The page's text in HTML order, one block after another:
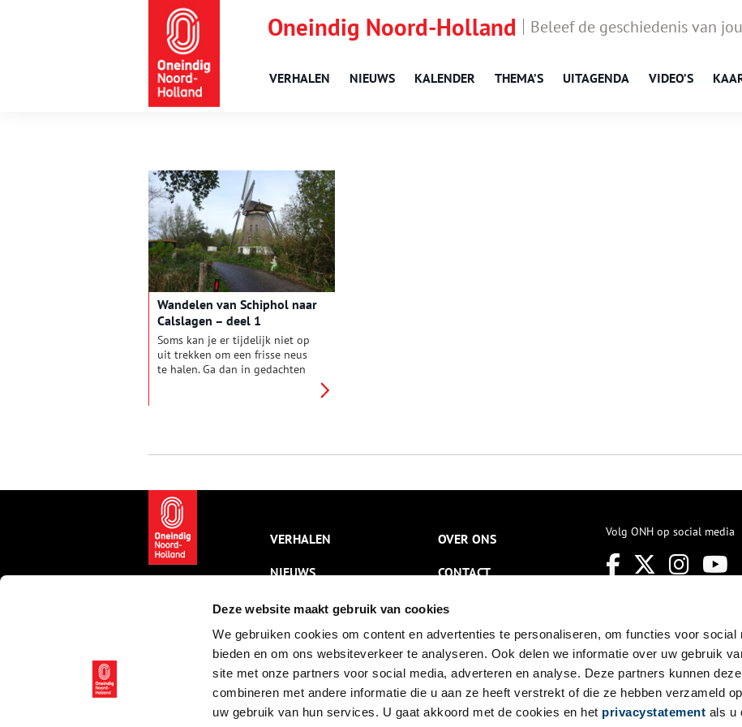
Deze website maakt gebruik van cookies
We gebruiken cookies om content en advertenties te personaliseren, om functies voor social
bieden en om ons websiteverkeer te analyseren. Ook delen we informatie over uw gebruik
site met onze partners voor social media, adverteren en analyse. Deze partners kunnen
combineren met andere informatie die u aan ze heeft verstrekt of die ze hebben verzameld
uw gebruik van hun services. U gaat akkoord met de cookies en het privacystatement als u
Oneindig Noord-Holland Beleef de geschiedenis van
VERHALEN NIEUWS KALENDER THEMA’S UITAGENDA VIDEO’S
Wandelen van Schiphol naar
Calslagen – deel 1
Soms kan je er tijdelijk niet op
uit trekken om een frisse neus
te halen. Ga dan in gedachten
we in twee etappes. Vandaag is
aan een aardbei?
VERHALEN
NIEUWS
KALENDER
THEMA’S
ACTIVITEITEN
VIDEO’S
OVER ONS
CONTACT
NIEUWSBRIEF
DISCLAIMER
PRIVACY
TOEGANKELIJKHEID
Volg ONH op social media